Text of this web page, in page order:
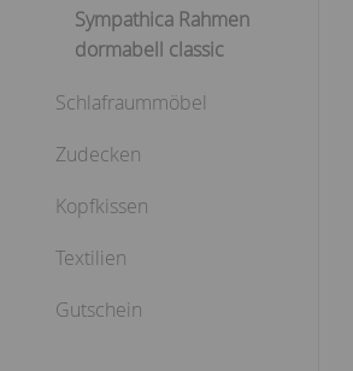
Sympathica Rahmen
dormabell classic
Schlafraummöbel
Zudecken
Kopfkissen
Textilien
Gutschein